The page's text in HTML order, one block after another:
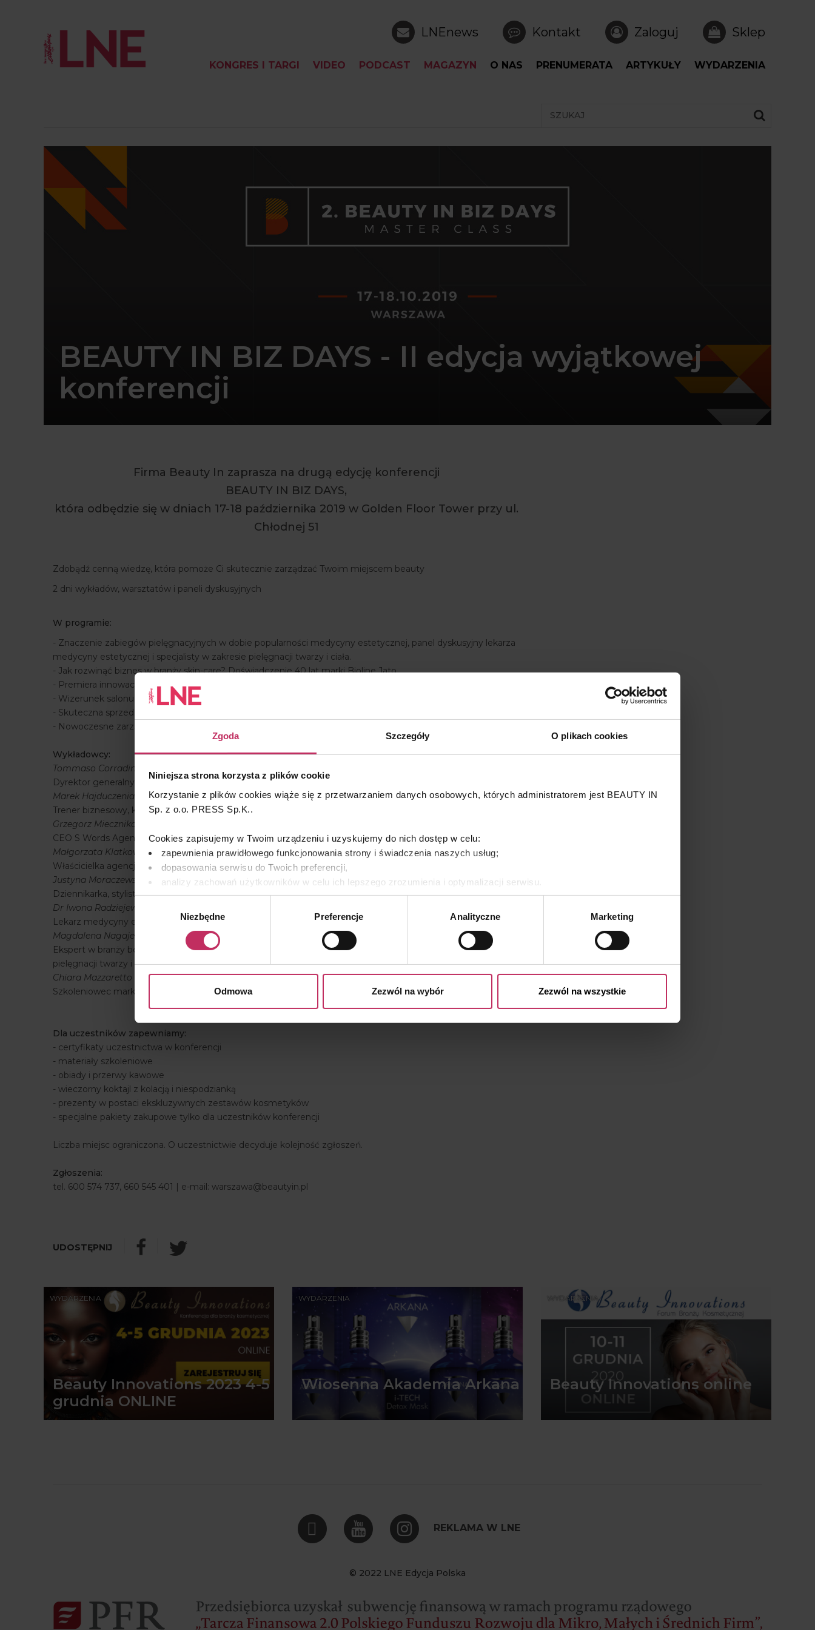
Zgoda Szczegóły O plikach cookies
Niniejsza strona korzysta z plików cookie
Korzystanie z plików cookies wiąże się z przetwarzaniem danych osobowych, których administratorem jest BEAUTY IN
Sp. z o.o. PRESS Sp.K..
Cookies zapisujemy w Twoim urządzeniu i uzyskujemy do nich dostęp w celu:
zapewnienia prawidłowego funkcjonowania strony i świadczenia naszych usług;
dopasowania serwisu do Twoich preferencji,
analizy zachowań użytkowników w celu ich lepszego zrozumienia i optymalizacji serwisu.
remarketingowym, czyli wyświetlania Ci naszych reklam na innych stronach.
osobowych, w tym o sposobie, w jaki my i nasi partnerzy używamy plików cookies oraz o przysługujących Ci prawach
Niezbędne Preferencje Analityczne Marketing
Odmowa Zezwól na wybór Zezwól na wszystkie
LNEnews Kontakt Zaloguj Sklep
KONGRES I TARGI VIDEO PODCAST MAGAZYN O NAS PRENUMERATA ARTYKUŁY WYDARZENIA
BEAUTY IN BIZ DAYS - II edycja wyjątkowej
konferencji
Firma Beauty In zaprasza na drugą edycję konferencji
BEAUTY IN BIZ DAYS,
która odbędzie się w dniach 17-18 października 2019 w Golden Floor Tower przy ul.
Chłodnej 51
Zdobądź cenną wiedzę, która pomoże Ci skutecznie zarządzać Twoim miejscem beauty
2 dni wykładów, warsztatów i paneli dyskusyjnych
W programie:
- Znaczenie zabiegów pielęgnacyjnych w dobie popularności medycyny estetycznej, panel dyskusyjny lekarza
medycyny estetycznej i specjalisty w zakresie pielęgnacji twarzy i ciała.
- Jak rozwinąć biznes w branży skin-care? Doświadczenie 40 lat marki Bioline Jato.
- Premiera innowacyjnego zabiegu PROCEUTIC marki Bioline Jato.
- Wizerunek salonu w mediach społecznościowych. Zasady właściwej komunikacji.
- Skuteczna sprzedaż jako jeden z filarów współczesnego gabinetu kosmetycznego.
- Nowoczesne zarządzanie gabinetem beauty i SPA – budowanie lojalności pracowników.
Wykładowcy:
Tommaso Corradini
Dyrektor generalny Bioline Jato i doradca Superior Expertbeauty Academy.
Marek Hajduczenia
Trener biznesowy, konsultant, menedżer, właściciel 4 salonów kosmetycznych.
Grzegorz Miecznikowski
CEO S Words Agency, specjalista od spraw komunikacji, optymalizacji sprzedaży i rozwoju biznesu.
Małgorzata Klatkowska-Cłapińska
Właścicielka agencji doradztwa personalnego Toppersonel i wykładowca Negocjacji na Uniwersytecie Łódzkim.
Justyna Moraczewska,
Dziennikarka, stylistka, pasjonatka świata urody. Autorka książki „Kobiety Rakiety”.
Dr Iwona Radziejewska-Choma
Lekarz medycyny estetycznej, właścicielka kliniki „Saska Clinic”.
Magdalena Nagajek
Ekspert w branży beauty, specjalista w zakresie zaawansowanej
pielęgnacji twarzy i ciała.
Chiara Mazzaretto
Szkoleniowec marki Bioline Jato.
Dla uczestników zapewniamy:
- certyfikaty uczestnictwa w konferencji
- materiały szkoleniowe
- obiady i przerwy kawowe
- wieczorny koktajl z kolacją i niespodzianką
- prezenty w postaci ekskluzywnych zestawów kosmetyków
- specjalne pakiety zakupowe tylko dla uczestników konferencji
Liczba miejsc ograniczona. O uczestnictwie decyduje kolejność zgłoszeń.
Zgłoszenia:
tel. 600 574 737, 660 545 401 | e-mail: warszawa@beautyin.pl
WYDARZENIA
Beauty Innovations 2023 4-5
grudnia ONLINE
WYDARZENIA
Wiosenna Akademia Arkana
WYDARZENIA
Beauty Innovations online
REKLAMA W LNE
© 2022 LNE Edycja Polska